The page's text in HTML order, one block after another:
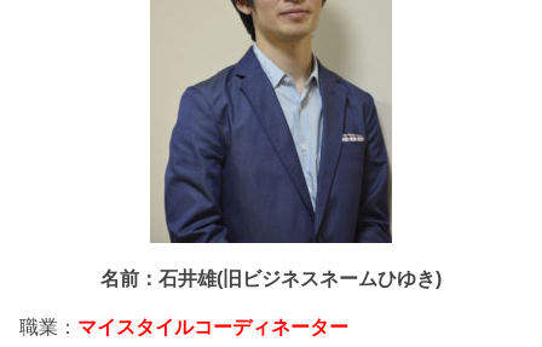
名前：石井雄(旧ビジネスネームひゆき)
職業： マイスタイルコーディネーター